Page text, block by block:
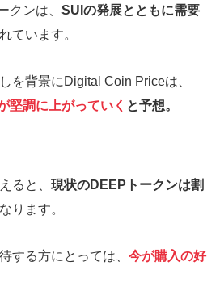
クンは、 SUIの発展とともに需要
ています。
を背景にDigital Coin Priceは、
堅調に上がっていく と予想。
ると、 現状のDEEPトークンは割
ります。
する方にとっては、 今が購入の好